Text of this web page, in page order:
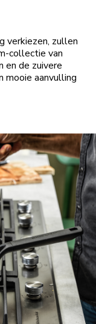
verkiezen, zullen
collectie van
en de zuivere
mooie aanvulling